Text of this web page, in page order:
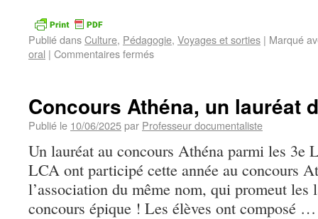
Publié dansCulture, Pédagogie, Voyages et sorties | Marqué
oral | Commentaires fermés
Concours Athéna, un lauréat
Publié le 10/06/2025par Professeur documentaliste
Un lauréat au concours Athéna parmi les 3e
LCA ont participé cette année au concours
l’association du même nom, qui promeut les
concours épique ! Les élèves ont composé